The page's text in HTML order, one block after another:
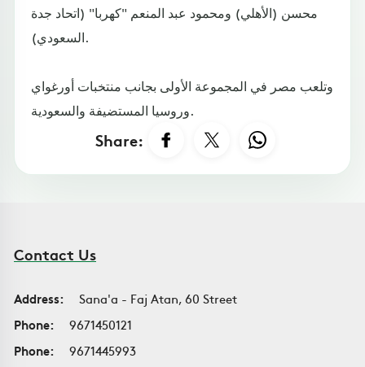
محسن (الأهلي) ومحمود عبد المنعم "كهربا" (اتحاد جدة
السعودي).
وتلعب مصر في المجموعة الأولى بجانب منتخبات أورغواي
وروسيا المستضيفة والسعودية.
Share:
Contact Us
Address:
Sana'a - Faj Atan, 60 Street
Phone:
9671450121
Phone:
9671445993